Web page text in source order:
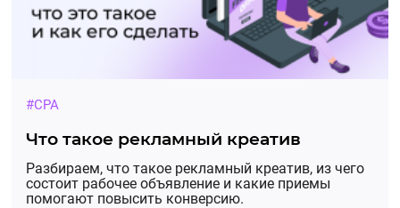
#CPA
Что такое рекламный креатив
Разбираем, что такое рекламный креатив, из чего
состоит рабочее объявление и какие приемы
помогают повысить конверсию.